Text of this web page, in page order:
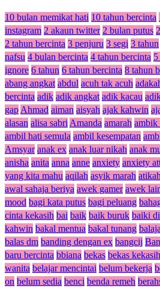
10 bulan memikat hati 10 tahun bercinta
instagram 2 akaun twitter 2 bulan putus
2 tahun bercinta 3 penjuru 3 segi 3 tahun
nafsu 4 bulan bercinta 4 tahun bercinta
ignore 6 tahun 6 tahun bercinta 8 tahun
abang angkat abdul acuh tak acuh
bercinta adik adik angkat adik kacau
gap Ahmad aiman aisyah ajak kahwin
alasan alisa sabri Amanda amarah ambik
ambil hati semula ambil kesempatan
Amsyar anak ex anak luar nikah anak
anisha anita anna anne anxiety anxiety
yang kita mahu aqilah asyik marah atikah
awal sahaja beriya awek gamer awek
mood bagi kata putus bagi peluang
cinta kekasih bai baik baik buruk baiki
kahwin bakal mentua bakal tunang
balas dm banding dengan ex bangcij
baru bercinta bbiana bekas bekas kekasih
wanita belajar mencintai belum bekerja
on belum sedia benci benda remeh